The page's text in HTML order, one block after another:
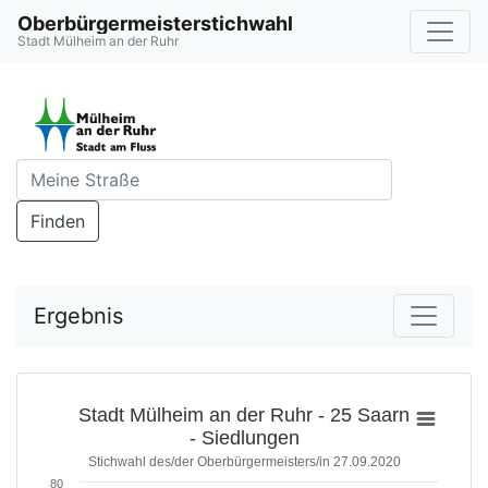
Oberbürgermeisterstichwahl
Stadt Mülheim an der Ruhr
Finden
Ergebnis
Stadt Mülheim an der Ruhr - 25 Saarn
- Siedlungen
Stichwahl des/der Oberbürgermeisters/in 27.09.2020
80